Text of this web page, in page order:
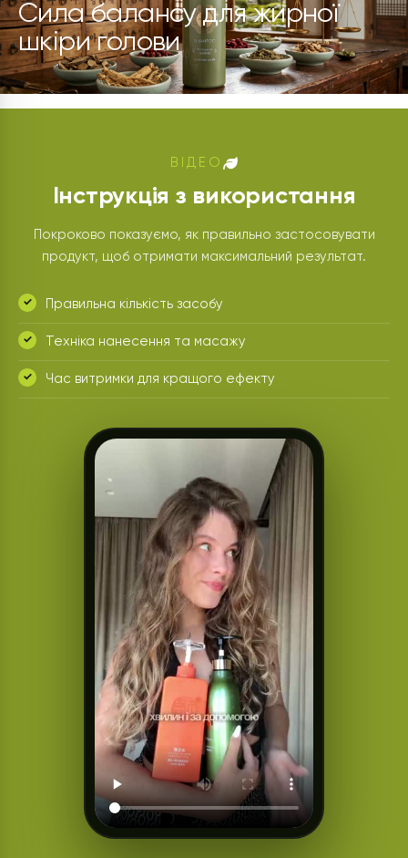
Сила балансу для жирної
шкіри голови
ВІДЕО
Інструкція з використання
Покроково показуємо, як правильно застосовувати
продукт, щоб отримати максимальний результат.
Правильна кількість засобу
Техніка нанесення та масажу
Час витримки для кращого ефекту